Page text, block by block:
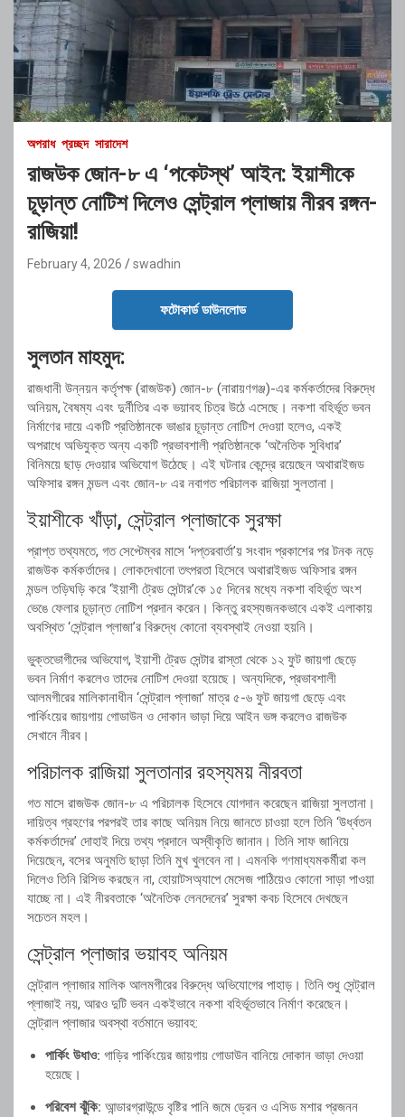
অপরাধ প্রচ্ছদ সারাদেশ
রাজউক জোন-৮ এ ‘পকেটস্থ’ আইন: ইয়াশীকে
চূড়ান্ত নোটিশ দিলেও সেন্ট্রাল প্লাজায় নীরব রঙ্গন-
রাজিয়া!
February 4, 2026 swadhin
ফটোকার্ড ডাউনলোড
সুলতান মাহমুদ:
রাজধানী উন্নয়ন কর্তৃপক্ষ (রাজউক) জোন-৮ (নারায়ণগঞ্জ)-এর কর্মকর্তাদের বিরুদ্ধে
অনিয়ম, বৈষম্য এবং দুর্নীতির এক ভয়াবহ চিত্র উঠে এসেছে। নকশা বহির্ভূত ভবন
নির্মাণের দায়ে একটি প্রতিষ্ঠানকে ভাঙার চূড়ান্ত নোটিশ দেওয়া হলেও, একই
অপরাধে অভিযুক্ত অন্য একটি প্রভাবশালী প্রতিষ্ঠানকে ‘অনৈতিক সুবিধার’
বিনিময়ে ছাড় দেওয়ার অভিযোগ উঠেছে। এই ঘটনার কেন্দ্রে রয়েছেন অথারাইজড
অফিসার রঙ্গন মন্ডল এবং জোন-৮ এর নবাগত পরিচালক রাজিয়া সুলতানা।
ইয়াশীকে খাঁড়া, সেন্ট্রাল প্লাজাকে সুরক্ষা
প্রাপ্ত তথ্যমতে, গত সেপ্টেম্বর মাসে ‘দপ্তরবার্তা’য় সংবাদ প্রকাশের পর টনক নড়ে
রাজউক কর্মকর্তাদের। লোকদেখানো তৎপরতা হিসেবে অথারাইজড অফিসার রঙ্গন
মন্ডল তড়িঘড়ি করে ‘ইয়াশী ট্রেড সেন্টার’কে ১৫ দিনের মধ্যে নকশা বহির্ভূত অংশ
ভেঙে ফেলার চূড়ান্ত নোটিশ প্রদান করেন। কিন্তু রহস্যজনকভাবে একই এলাকায়
অবস্থিত ‘সেন্ট্রাল প্লাজা’র বিরুদ্ধে কোনো ব্যবস্থাই নেওয়া হয়নি।
ভুক্তভোগীদের অভিযোগ, ইয়াশী ট্রেড সেন্টার রাস্তা থেকে ১২ ফুট জায়গা ছেড়ে
ভবন নির্মাণ করলেও তাদের নোটিশ দেওয়া হয়েছে। অন্যদিকে, প্রভাবশালী
আলমগীরের মালিকানাধীন ‘সেন্ট্রাল প্লাজা’ মাত্র ৫-৬ ফুট জায়গা ছেড়ে এবং
পার্কিংয়ের জায়গায় গোডাউন ও দোকান ভাড়া দিয়ে আইন ভঙ্গ করলেও রাজউক
সেখানে নীরব।
পরিচালক রাজিয়া সুলতানার রহস্যময় নীরবতা
গত মাসে রাজউক জোন-৮ এ পরিচালক হিসেবে যোগদান করেছেন রাজিয়া সুলতানা।
দায়িত্ব গ্রহণের পরপরই তার কাছে অনিয়ম নিয়ে জানতে চাওয়া হলে তিনি ‘উর্ধ্বতন
কর্মকর্তাদের’ দোহাই দিয়ে তথ্য প্রদানে অস্বীকৃতি জানান। তিনি সাফ জানিয়ে
দিয়েছেন, বসের অনুমতি ছাড়া তিনি মুখ খুলবেন না। এমনকি গণমাধ্যমকর্মীরা কল
দিলেও তিনি রিসিভ করছেন না, হোয়াটসঅ্যাপে মেসেজ পাঠিয়েও কোনো সাড়া পাওয়া
যাচ্ছে না। এই নীরবতাকে ‘অনৈতিক লেনদেনের’ সুরক্ষা কবচ হিসেবে দেখছেন
সচেতন মহল।
সেন্ট্রাল প্লাজার ভয়াবহ অনিয়ম
সেন্ট্রাল প্লাজার মালিক আলমগীরের বিরুদ্ধে অভিযোগের পাহাড়। তিনি শুধু সেন্ট্রাল
প্লাজাই নয়, আরও দুটি ভবন একইভাবে নকশা বহির্ভূতভাবে নির্মাণ করেছেন।
সেন্ট্রাল প্লাজার অবস্থা বর্তমানে ভয়াবহ:
পার্কিং উধাও: গাড়ির পার্কিংয়ের জায়গায় গোডাউন বানিয়ে দোকান ভাড়া দেওয়া
হয়েছে।
পরিবেশ ঝুঁকি: আন্ডারগ্রাউন্ডে বৃষ্টির পানি জমে ড্রেন ও এসিড মশার প্রজনন